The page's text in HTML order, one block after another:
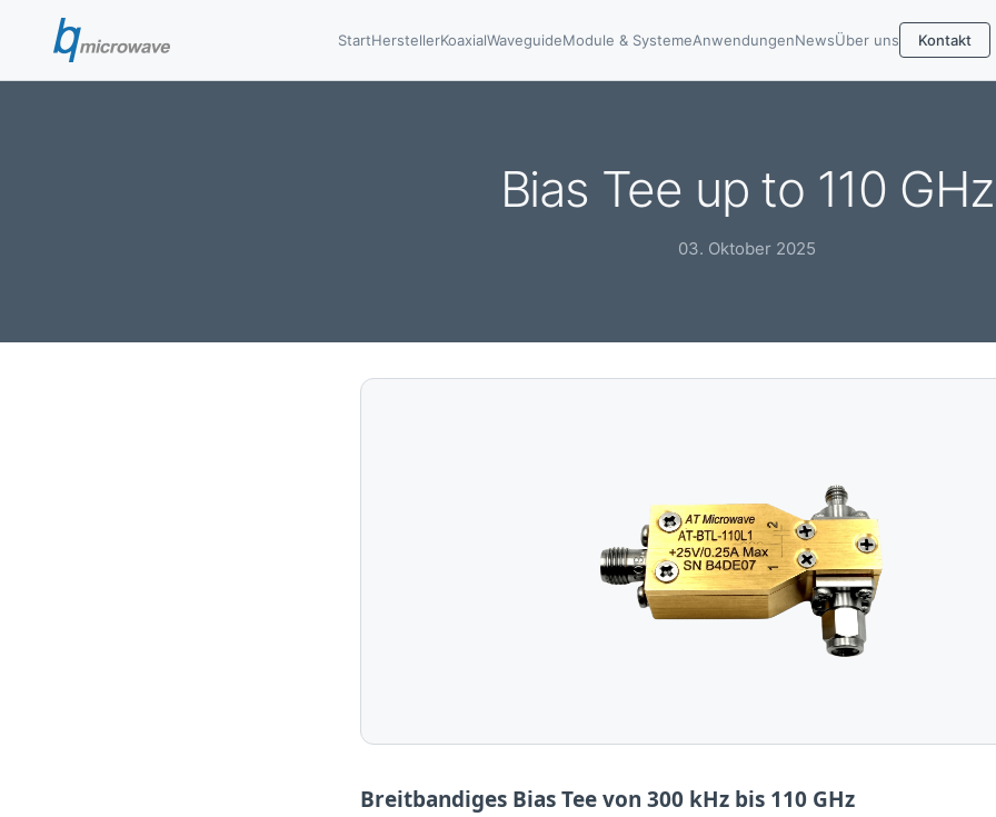
StartHerstellerKoaxialWaveguideModule & SystemeAnwendungenNewsÜber uns Kontakt
Bias Tee up to 110 GHz
03. Oktober 2025
Breitbandiges Bias Tee von 300 kHz bis 110 GHz